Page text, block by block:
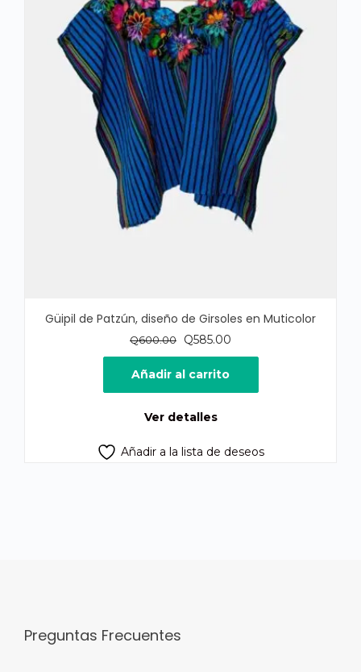
Güipil de Patzún, diseño de Girsoles en Muticolor
Q600.00
El
precio
original
era:
Q585.00
precio
es:
Añadir al carrito
Ver detalles
Añadir a la lista de deseos
Preguntas Frecuentes